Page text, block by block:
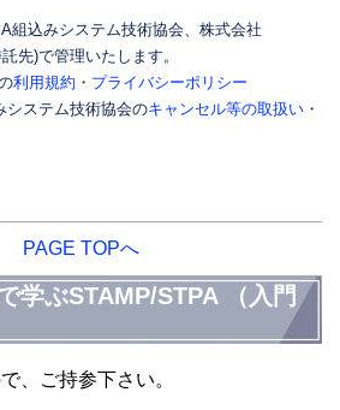
込みシステム技術協会、株式会社
先)で管理いたします。
利用規約 ・ プライバシーポリシー
ステム技術協会のキャンセル等の取扱い ・
PAGE TOPへ
学ぶSTAMP/STPA （入門
、ご持参下さい。